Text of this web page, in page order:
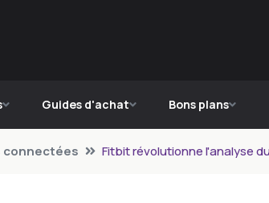
Guides d'achat Bons plans
connectées Fitbit révolutionne l'analyse